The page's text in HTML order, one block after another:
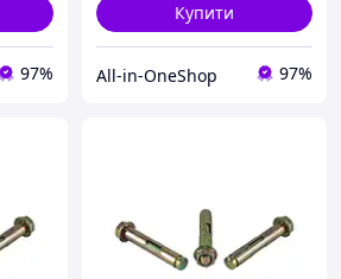
97%
Купити
All-in-OneShop 97%